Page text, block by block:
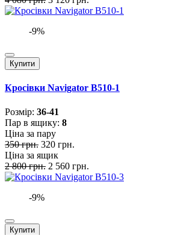
-9%
Купити
Кросівки Navigator B510-1
Розмiр: 36-41
Пар в ящику: 8
Ціна за пару
350 грн. 320 грн.
Ціна за ящик
2 800 грн. 2 560 грн.
-9%
Купити